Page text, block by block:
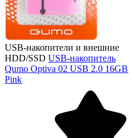
USB-накопители и внешние
HDD/SSD USB-накопитель
Qumo Optiva 02 USB 2.0 16GB
Pink